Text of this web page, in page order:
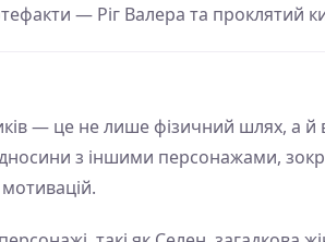
— Ріг Валера та проклятий
— це не лише фізичний шлях, а й
з іншими персонажами,
мотивацій.